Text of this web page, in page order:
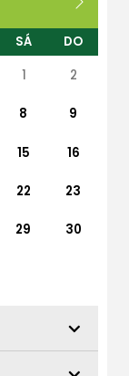
SÁ
DO
1
2
8 9
15 16
22 23
29 30